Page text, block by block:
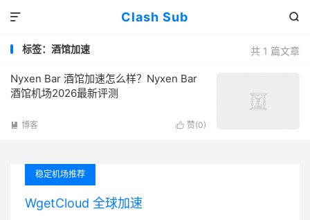
Clash Sub 

共 1 篇文章
标签：酒馆加速
Nyxen Bar 酒馆加速怎么样？Nyxen Bar
酒馆机场2026最新评测
 赞(0)
 博客
稳定机场推荐
WgetCloud 全球加速